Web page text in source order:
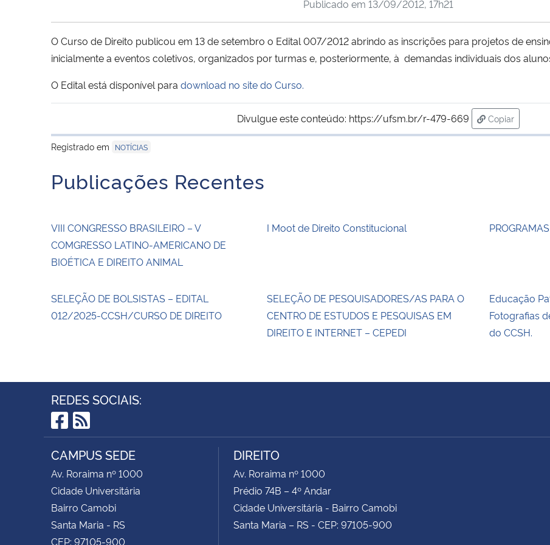
Publicado em 13/09/2012, 17h21
O Curso de Direito publicou em 13 de setembro o Edital 007/2012 abrindo as inscrições para projetos de
inicialmente a eventos coletivos, organizados por turmas e, posteriormente, à demandas individuais dos
O Edital está disponível para download no site do Curso.
Divulgue este conteúdo: https://ufsm.br/r-479-669
Copiar
para área de
Registrado em
NOTÍCIAS
Publicações Recentes
VIII CONGRESSO BRASILEIRO – V
COMGRESSO LATINO-AMERICANO DE
BIOÉTICA E DIREITO ANIMAL
I Moot de Direito Constitucional
SELEÇÃO DE BOLSISTAS – EDITAL
012/2025-CCSH/CURSO DE DIREITO
SELEÇÃO DE PESQUISADORES/AS PARA O
CENTRO DE ESTUDOS E PESQUISAS EM
DIREITO E INTERNET – CEPEDI
Educação
Fotografias
do CCSH.
REDES SOCIAIS:
Facebook
RSS
CAMPUS SEDE
Av. Roraima nº 1000
Cidade Universitária
Bairro Camobi
Santa Maria - RS
CEP: 97105-900
DIREITO
Av. Roraima nº 1000
Prédio 74B – 4º Andar
Cidade Universitária - Bairro Camobi
Santa Maria – RS - CEP: 97105-900